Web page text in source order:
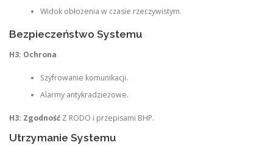
Widok obłożenia w czasie rzeczywistym.
Bezpieczeństwo Systemu
H3: Ochrona
Szyfrowanie komunikacji.
Alarmy antykradzieżowe.
H3: Zgodność Z RODO i przepisami BHP.
Utrzymanie Systemu